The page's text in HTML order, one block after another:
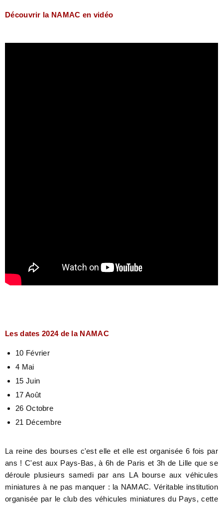
Découvrir la NAMAC en vidéo
Les dates 2024 de la NAMAC
10 Février
4 Mai
15 Juin
17 Août
26 Octobre
21 Décembre
La reine des bourses c'est elle et elle est organisée 6 fois par
ans ! C'est aux Pays-Bas, à 6h de Paris et 3h de Lille que se
déroule plusieurs samedi par ans LA bourse aux véhicules
miniatures à ne pas manquer : la NAMAC. Véritable institution
organisée par le club des véhicules miniatures du Pays, cette